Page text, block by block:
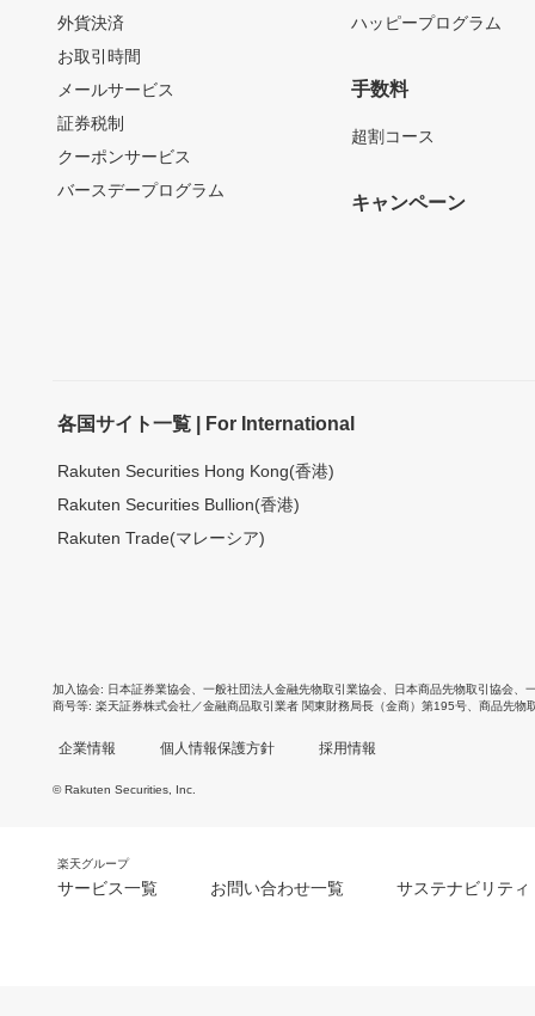
外貨決済
お取引時間
メールサービス
証券税制
クーポンサービス
バースデープログラム
ハッピープログラム
手数料
超割コース
キャンペーン
各国サイト一覧 | For International
Rakuten Securities Hong Kong(香港)
Rakuten Securities Bullion(香港)
Rakuten Trade(マレーシア)
加入協会 日本証券業協会 一般社団法人金融先物取引業協会 日本商品先物取引協会
商号等 楽天証券株式会社／金融商品取引業者 関東財務局長（金商）第195号、商品先物
企業情報 個人情報保護方針 採用情報
© Rakuten Securities, Inc.
楽天グループ
サービス一覧 お問い合わせ一覧 サステナビリティ